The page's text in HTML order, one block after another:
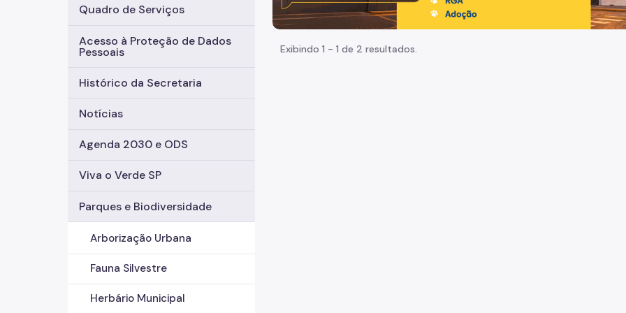
Quadro de Serviços
Acesso à Proteção de Dados
Pessoais
Histórico da Secretaria
Notícias
Agenda 2030 e ODS
Viva o Verde SP
Parques e Biodiversidade
Arborização Urbana
Fauna Silvestre
Herbário Municipal
Exibindo 1 - 1 de 2 resultados.